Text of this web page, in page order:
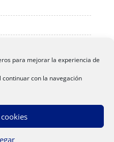
para mejorar la experiencia de
con la navegación